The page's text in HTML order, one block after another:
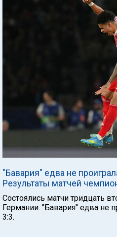
"Бавария" едва не
Результаты матчей
Состоялись матчи тридцать
Германии. "Бавария" едва не
3:3.